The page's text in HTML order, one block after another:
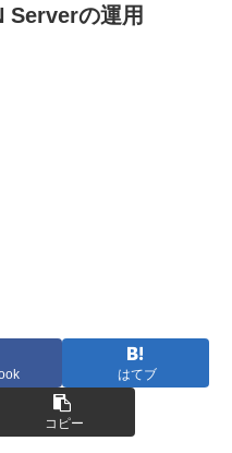
Serverの運用
はてブ
コピー